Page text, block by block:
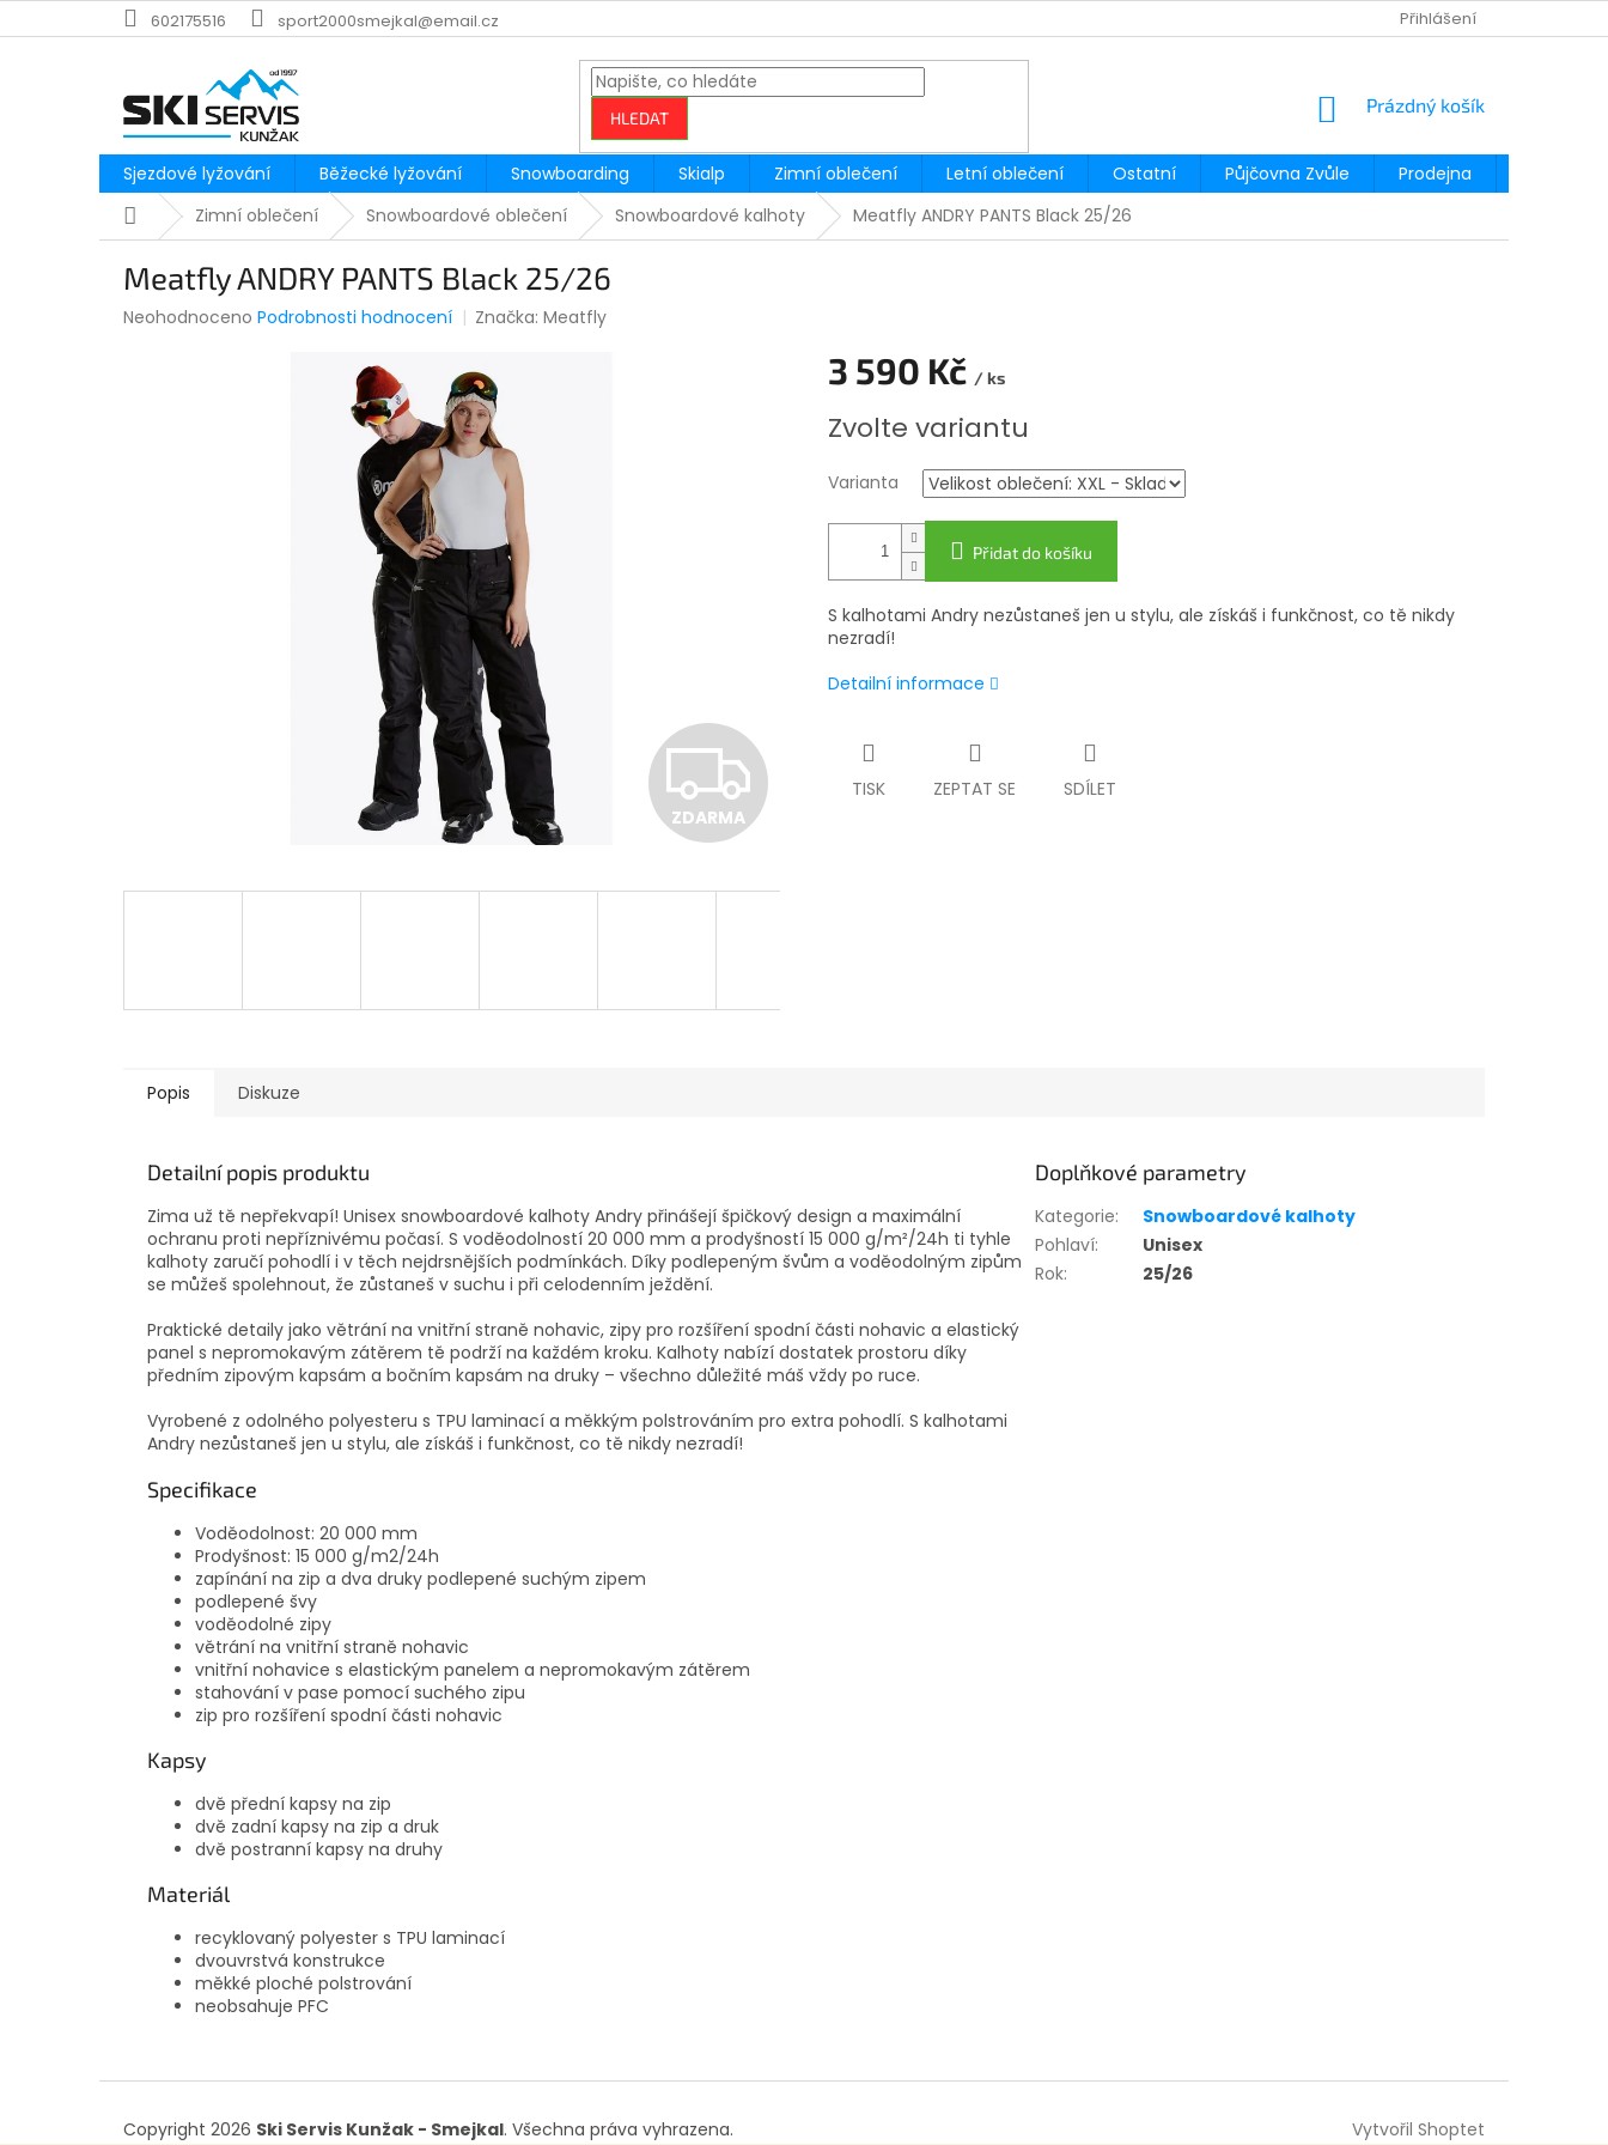
na
602175516 sport2000smejkal@email.cz Přihlášení
HLEDAT
NÁKUPNÍ
Prázdný košík
Sjezdové lyžování Běžecké lyžování Snowboarding Skialp Zimní oblečení Letní oblečení Ostatní Půjčovna Zvůle Prodejna
DomůZimní oblečení Snowboardové oblečení Snowboardové kalhoty Meatfly ANDRY PANTS Black 25/26
Meatfly ANDRY PANTS Black 25/26
Průměrné
Neohodnoceno Podrobnosti hodnocení Značka:Meatfly
Z
R
A
ZDARMA
3 590 Kč / ks
cena:
Zvolte variantu
Varianta
Přidat do košíku
S kalhotami Andry nezůstaneš jen u stylu, ale získáš i funkčnost, co tě nikdy
nezradí!
Detailní informace
TISK ZEPTAT SE SDÍLET
Popis Diskuze
Detailní popis produktu
Zima už tě nepřekvapí! Unisex snowboardové kalhoty Andry přinášejí špičkový design a maximální
ochranu proti nepříznivému počasí. S voděodolností 20 000 mm a prodyšností 15 000 g/m²/24h ti tyhle
kalhoty zaručí pohodlí i v těch nejdrsnějších podmínkách. Díky podlepeným švům a voděodolným zipům
se můžeš spolehnout, že zůstaneš v suchu i při celodenním ježdění.
Praktické detaily jako větrání na vnitřní straně nohavic, zipy pro rozšíření spodní části nohavic a elastický
panel s nepromokavým zátěrem tě podrží na každém kroku. Kalhoty nabízí dostatek prostoru díky
předním zipovým kapsám a bočním kapsám na druky – všechno důležité máš vždy po ruce.
Vyrobené z odolného polyesteru s TPU laminací a měkkým polstrováním pro extra pohodlí. S kalhotami
Andry nezůstaneš jen u stylu, ale získáš i funkčnost, co tě nikdy nezradí!
Specifikace
Voděodolnost: 20 000 mm
Prodyšnost: 15 000 g/m2/24h
zapínání na zip a dva druky podlepené suchým zipem
podlepené švy
voděodolné zipy
větrání na vnitřní straně nohavic
vnitřní nohavice s elastickým panelem a nepromokavým zátěrem
stahování v pase pomocí suchého zipu
zip pro rozšíření spodní části nohavic
Kapsy
dvě přední kapsy na zip
dvě zadní kapsy na zip a druk
dvě postranní kapsy na druhy
Materiál
recyklovaný polyester s TPU laminací
dvouvrstvá konstrukce
měkké ploché polstrování
neobsahuje PFC
Doplňkové parametry
Kategorie:
Snowboardové kalhoty
Pohlaví:
Unisex
Rok: 25/26
Vytvořil Shoptet
Copyright 2026 Ski Servis Kunžak - Smejkal. Všechna práva vyhrazena.